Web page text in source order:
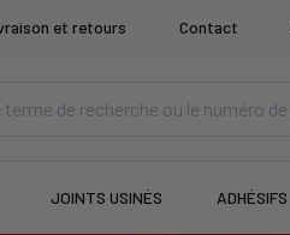
et retours Contact
JOINTS USINÉS ADHÉSIFS